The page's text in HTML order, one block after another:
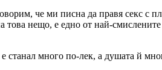
че ми писна да правя секс с
нещо, е едно от най-
станал много по-лек, а душата й